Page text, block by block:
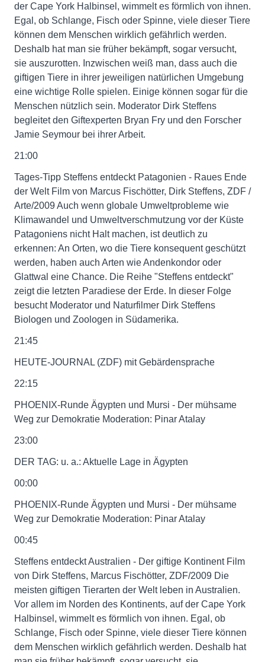
der Cape York Halbinsel, wimmelt es förmlich von ihnen.
Egal, ob Schlange, Fisch oder Spinne, viele dieser Tiere
können dem Menschen wirklich gefährlich werden.
Deshalb hat man sie früher bekämpft, sogar versucht,
sie auszurotten. Inzwischen weiß man, dass auch die
giftigen Tiere in ihrer jeweiligen natürlichen Umgebung
eine wichtige Rolle spielen. Einige können sogar für die
Menschen nützlich sein. Moderator Dirk Steffens
begleitet den Giftexperten Bryan Fry und den Forscher
Jamie Seymour bei ihrer Arbeit.
21:00
Tages-Tipp Steffens entdeckt Patagonien - Raues Ende
der Welt Film von Marcus Fischötter, Dirk Steffens, ZDF /
Arte/2009 Auch wenn globale Umweltprobleme wie
Klimawandel und Umweltverschmutzung vor der Küste
Patagoniens nicht Halt machen, ist deutlich zu
erkennen: An Orten, wo die Tiere konsequent geschützt
werden, haben auch Arten wie Andenkondor oder
Glattwal eine Chance. Die Reihe "Steffens entdeckt"
zeigt die letzten Paradiese der Erde. In dieser Folge
besucht Moderator und Naturfilmer Dirk Steffens
Biologen und Zoologen in Südamerika.
21:45
HEUTE-JOURNAL (ZDF) mit Gebärdensprache
22:15
PHOENIX-Runde Ägypten und Mursi - Der mühsame
Weg zur Demokratie Moderation: Pinar Atalay
23:00
DER TAG: u. a.: Aktuelle Lage in Ägypten
00:00
PHOENIX-Runde Ägypten und Mursi - Der mühsame
Weg zur Demokratie Moderation: Pinar Atalay
00:45
Steffens entdeckt Australien - Der giftige Kontinent Film
von Dirk Steffens, Marcus Fischötter, ZDF/2009 Die
meisten giftigen Tierarten der Welt leben in Australien.
Vor allem im Norden des Kontinents, auf der Cape York
Halbinsel, wimmelt es förmlich von ihnen. Egal, ob
Schlange, Fisch oder Spinne, viele dieser Tiere können
dem Menschen wirklich gefährlich werden. Deshalb hat